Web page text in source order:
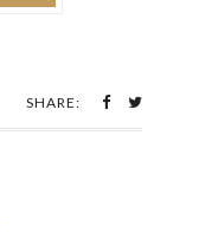
SHARE: